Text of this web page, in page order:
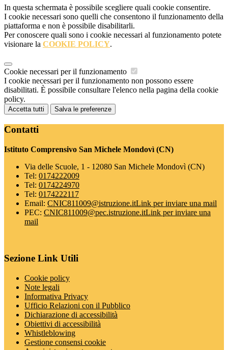
In questa schermata è possibile scegliere quali cookie consentire.
I cookie necessari sono quelli che consentono il funzionamento della
piattaforma e non è possibile disabilitarli.
Per conoscere quali sono i cookie necessari al funzionamento potete
visionare la COOKIE POLICY.
Cookie necessari per il funzionamento
I cookie necessari per il funzionamento non possono essere
disabilitati. È possibile consultare l'elenco nella pagina della cookie
policy.
Accetta tutti Salva le preferenze
Contatti
Istituto Comprensivo San Michele Mondovì (CN)
Via delle Scuole, 1 - 12080 San Michele Mondovì (CN)
Tel: 0174222009
Tel: 0174224970
Tel: 0174222117
Email: CNIC811009@istruzione.itLink per inviare una mail
PEC: CNIC811009@pec.istruzione.itLink per inviare una
mail
Sezione Link Utili
Cookie policy
Note legali
Informativa Privacy
Ufficio Relazioni con il Pubblico
Dichiarazione di accessibilità
Obiettivi di accessibilità
Whistleblowing
Gestione consensi cookie